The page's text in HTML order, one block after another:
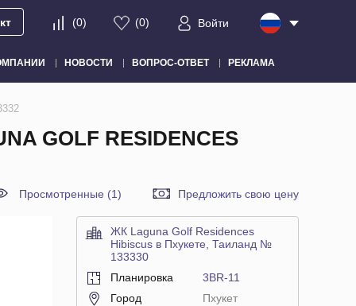
(0) (0) Войти
НОВОСТИ ВОПРОС-ОТВЕТ РЕКЛАМА
GOLF RESIDENCES
Просмотренные (1) Предложить свою цену
ЖК Laguna Golf Residences
Hibiscus в Пхукете, Таиланд №
133330
Планировка
3BR-11
Город
Пхукет